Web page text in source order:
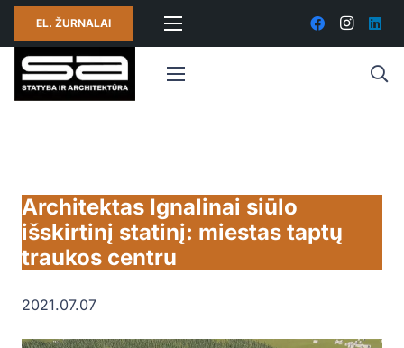
EL. ŽURNALAI
Architektas Ignalinai siūlo
išskirtinį statinį: miestas taptų
traukos centru
2021.07.07